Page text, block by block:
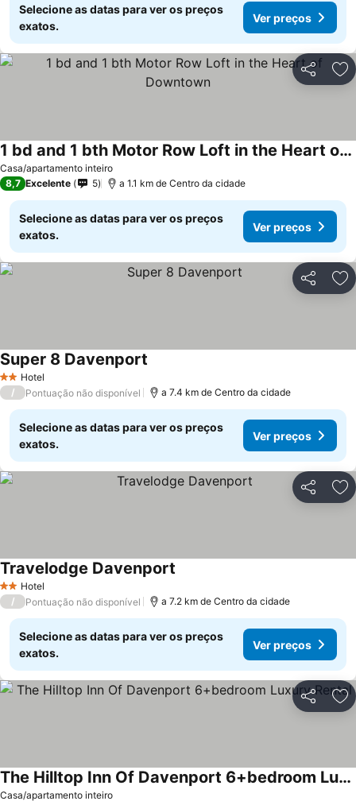
Selecione as datas para ver os preços
exatos.
Ver preços
Partilhar
Casa/apartamento inteiro
1 bd and 1 bth Motor Row Loft in the Heart of Downtown
8,7 Excelente 5 a 1.1 km de Centro da cidade
Selecione as datas para ver os preços
exatos.
Ver preços
Partilhar
2 Estrelas
Hotel
Super 8 Davenport
/ Pontuação não disponível a 7.4 km de Centro da cidade
Selecione as datas para ver os preços
exatos.
Ver preços
Partilhar
2 Estrelas
Hotel
Travelodge Davenport
/ Pontuação não disponível a 7.2 km de Centro da cidade
Selecione as datas para ver os preços
exatos.
Ver preços
Partilhar
Casa/apartamento inteiro
The Hilltop Inn Of Davenport 6+bedroom Luxury Rental